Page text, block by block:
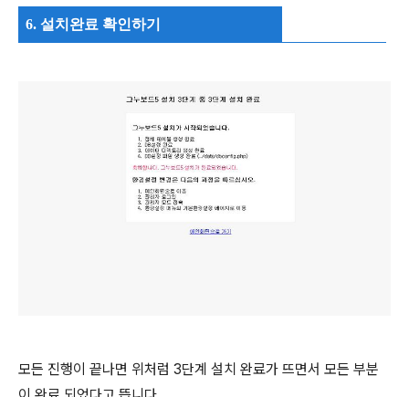
6. 설치완료 확인하기
모든 진행이 끝나면 위처럼 3단계 설치 완료가 뜨면서 모든 부분